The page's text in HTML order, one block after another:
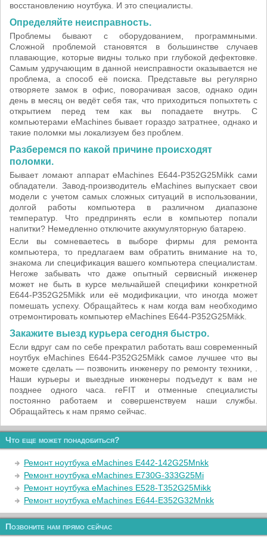
восстановлению ноутбука. И это специалисты.
Определяйте неисправность.
Проблемы бывают с оборудованием, программными.
Сложной проблемой становятся в большинстве случаев
плавающие, которые видны только при глубокой дефектовке.
Самым удручающим в данной неисправности оказывается не
проблема, а способ её поиска. Представьте вы регулярно
отворяете замок в офис, поворачивая засов, однако один
день в месяц он ведёт себя так, что приходиться попыхтеть с
открытием перед тем как вы попадаете внутрь. С
компьютерами eMachines бывает гораздо затратнее, однако и
такие поломки мы локализуем без проблем.
Разберемся по какой причине происходят
поломки.
Бывает ломают аппарат eMachines E644-P352G25Mikk сами
обладатели. Завод-производитель eMachines выпускает свои
модели с учетом самых сложных ситуаций в использовании,
долгой работы компьютера в различном диапазоне
температур. Что предпринять если в компьютер попали
напитки? Немедленно отключите аккумуляторную батарею.
Если вы сомневаетесь в выборе фирмы для ремонта
компьютера, то предлагаем вам обратить внимание на то,
знакома ли спецификация вашего компьютера специалистам.
Негоже забывать что даже опытный сервисный инженер
может не быть в курсе мельчайшей специфики конкретной
E644-P352G25Mikk или её модификации, что иногда может
помешать успеху. Обращайтесь к нам когда вам необходимо
отремонтировать компьютер eMachines E644-P352G25Mikk.
Закажите выезд курьера сегодня быстро.
Если вдруг сам по себе прекратил работать ваш современный
ноутбук eMachines E644-P352G25Mikk самое лучшее что вы
можете сделать — позвонить инженеру по ремонту техники, .
Наши курьеры и выездные инженеры подъедут к вам не
позднее одного часа. reFIT и отменные специалисты
постоянно работаем и совершенствуем наши службы.
Обращайтесь к нам прямо сейчас.
Что еще может понадобиться?
Ремонт ноутбука eMachines E442-142G25Mnkk
Ремонт ноутбука eMachines E730G-333G25Mi
Ремонт ноутбука eMachines E528-T352G25Mikk
Ремонт ноутбука eMachines E644-E352G32Mnkk
Позвоните нам прямо сейчас